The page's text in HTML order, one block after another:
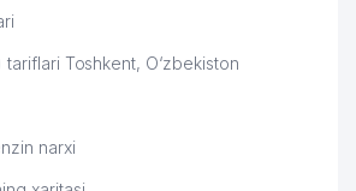
tariflari Toshkent, O‘zbekiston
narxi